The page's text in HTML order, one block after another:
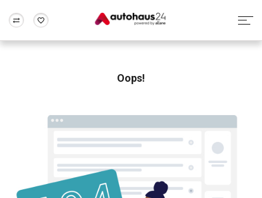
Rund um die Inzahlungnahme
Oops!